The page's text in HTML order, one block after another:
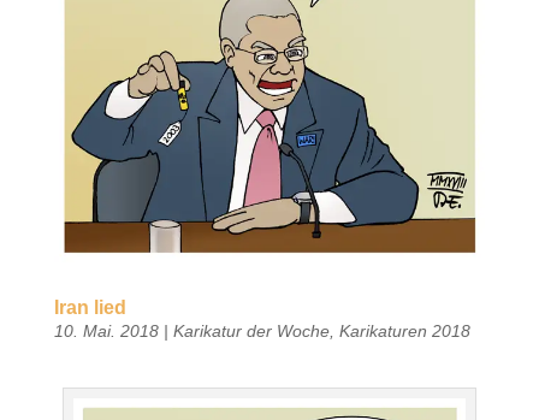
Iran lied
10. Mai. 2018| Karikatur der Woche, Karikaturen 2018